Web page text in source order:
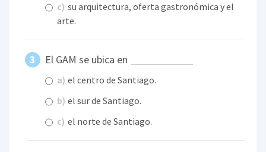
c) su arquitectura, oferta gastronómica y el
arte.
El GAM se ubica en
a) el centro de Santiago.
b) el sur de Santiago.
c) el norte de Santiago.